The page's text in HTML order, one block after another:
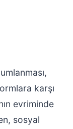
karşı
evriminde
sosyal